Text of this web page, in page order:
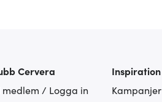
Cervera
medlem / Logga in
Inspiration
Kampanjer